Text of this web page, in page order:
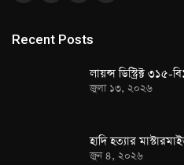
Recent Posts
লায়ন্স ডিস্ট্রিক্ট
জুলা ১৩, ২০২৬
হাদি হত্যার
জুন ৪, ২০২৬